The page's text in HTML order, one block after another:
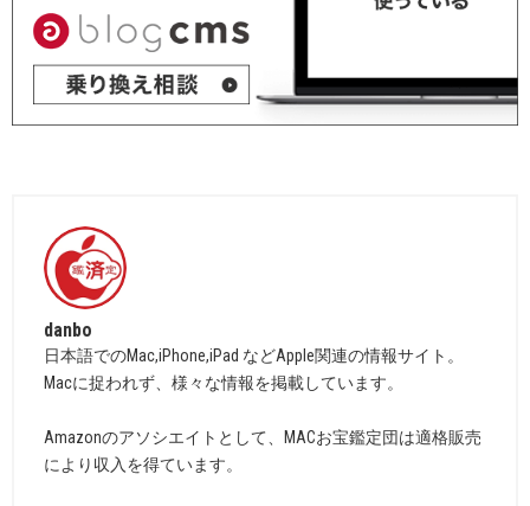
danbo
日本語でのMac,iPhone,iPad などApple関連の情報サイト。
Macに捉われず、様々な情報を掲載しています。
Amazonのアソシエイトとして、MACお宝鑑定団は適格販売
により収入を得ています。